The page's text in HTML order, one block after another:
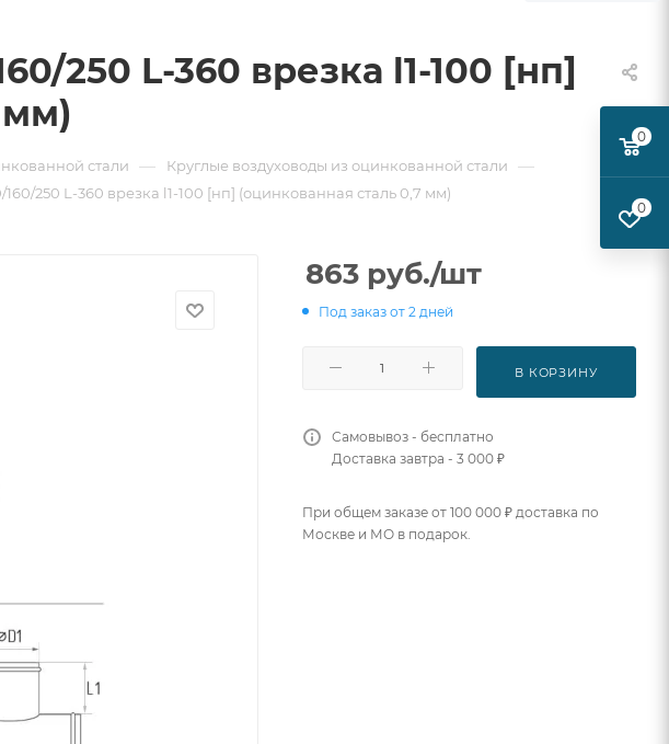
250 L-360 врезка l1-100 [нп]
мм)
стали — Круглые воздуховоды из оцинкованной стали —
250 L-360 врезка l1-100 [нп] (оцинкованная сталь 0,7 мм)
863 руб./шт
Под заказ от 2 дней
В КОРЗИНУ
Самовывоз - бесплатно
Доставка завтра - 3 000 ₽
При общем заказе от 100 000 ₽ доставка по
Москве и МО в подарок.
0
0